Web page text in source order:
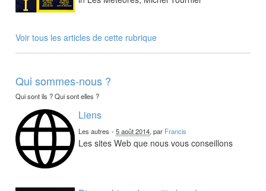
Voir tous les articles de cette rubrique
Qui sommes-nous ?
Qui sont ils ? Qui sont elles ?
Liens
Les autres -5 août 2014, par Francis
Les sites Web que nous vous conseillons